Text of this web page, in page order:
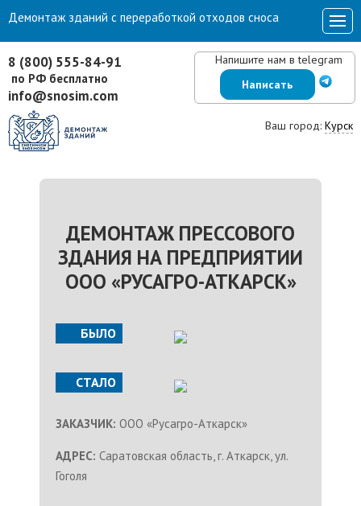
8 (800) 555-84-91
по РФ бесплатно
info@snosim.com
Напишите нам в telegram
Написать
Ваш город: Курск
Демонтаж зданий с переработкой отходов сноса
ДЕМОНТАЖ ПРЕССОВОГО
ЗДАНИЯ НА ПРЕДПРИЯТИИ
ООО «РУСАГРО-АТКАРСК»
БЫЛО
СТАЛО
ЗАКАЗЧИК: ООО «Русагро-Аткарск»
АДРЕС: Саратовская область, г. Аткарск, ул.
Гоголя